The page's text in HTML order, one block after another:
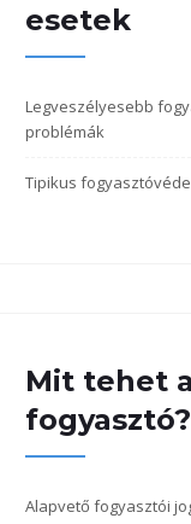
esetek
Legveszélyesebb
problémák
Tipikus
Mit tehet a
fogyasztó?
Alapvető fogyasztói